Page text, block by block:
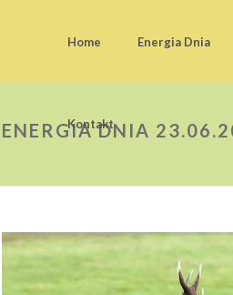
Home Energia Dnia
Kontakt
ENERGIA DNIA